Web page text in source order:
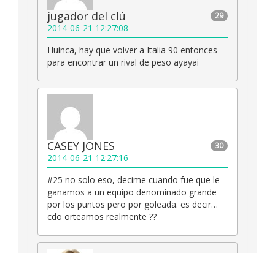
29
jugador del clú
2014-06-21 12:27:08
Huinca, hay que volver a Italia 90 entonces
para encontrar un rival de peso ayayai
30
CASEY JONES
2014-06-21 12:27:16
#25 no solo eso, decime cuando fue que le
ganamos a un equipo denominado grande
por los puntos pero por goleada. es decir…
cdo orteamos realmente ??